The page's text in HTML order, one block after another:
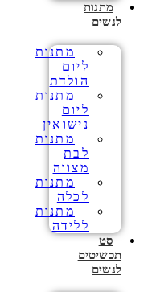
מתנות
לנשים
מתנות
ליום
הולדת
מתנות
ליום
נישואין
מתנות
לבת
מצווה
מתנות
לכלה
מתנות
ללידה
סט
תכשיטים
לנשים